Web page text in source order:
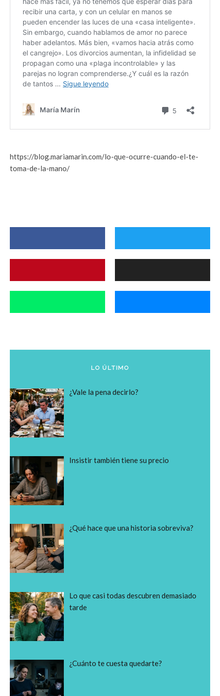
https://blog.mariamarin.com/lo-que-ocurre-cuando-el-te-
toma-de-la-mano/
LO ÚLTIMO
¿Vale la pena decirlo?
Insistir también tiene su precio
¿Qué hace que una historia sobreviva?
Lo que casi todas descubren demasiado
tarde
¿Cuánto te cuesta quedarte?